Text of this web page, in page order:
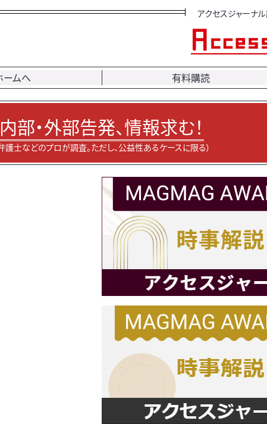
アクセスジャーナ
ームへ 有料購読
内部・外部告発、情報求む！
弁護士などのプロが調査。ただし、公益性あるケースに限る）